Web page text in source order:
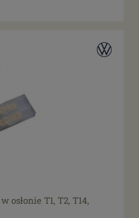
osłonie T1, T2, T14,